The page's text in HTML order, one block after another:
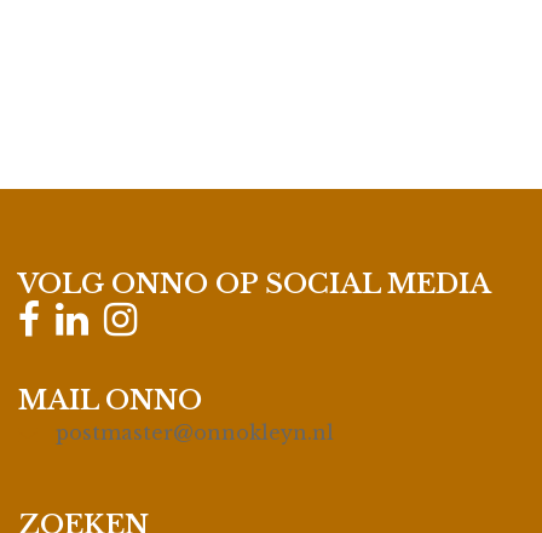
VOLG ONNO OP SOCIAL MEDIA
MAIL ONNO
postmaster@onnokleyn.nl
ZOEKEN